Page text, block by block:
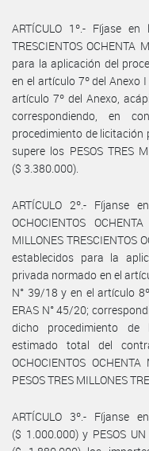
ARTÍCULO 1º.- Fíjase
TRESCIENTOS
para la aplicación del
en el artículo 7º del Anexo
artículo 7º del Anexo,
correspondiendo, en
procedimiento de
supere los PESOS TRES
($ 3.380.000).
ARTÍCULO 2º.- Fíjanse
OCHOCIENTOS
MILLONES TRESCIENTOS
establecidos para la
privada normado en el
N° 39/18 y en el artículo
ERAS N° 45/20;
dicho procedimiento
estimado total del
OCHOCIENTOS
PESOS TRES MILLONES
ARTÍCULO 3º.- Fíjanse
($ 1.000.000) y PESOS UN